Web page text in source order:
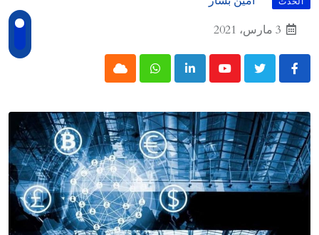
3 مارس، 2021
Youtube
LinkedIn
Whatsapp
Cloud